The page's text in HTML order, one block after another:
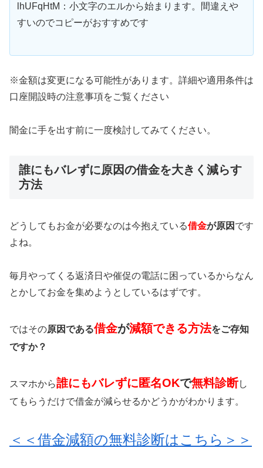
lhUFqHtM：小文字のエルから始まります。間違えや
すいのでコピーがおすすめです
※金額は変更になる可能性があります。詳細や適用条件は
口座開設時の注意事項をご覧ください
闇金に手を出す前に一度検討してみてください。
誰にもバレずに原因の借金を大きく減らす
方法
どうしてもお金が必要なのは今抱えている借金が原因 です
よね。
毎月やってくる返済日や催促の電話に困っているからなん
とかしてお金を集めようとしているはずです。
ではその原因である借金が減額できる方法をご存知
ですか？
スマホから誰にもバレずに匿名OKで無料診断し
てもらうだけで借金が減らせるかどうかがわかります。
＜＜借金減額の無料診断はこちら＞＞